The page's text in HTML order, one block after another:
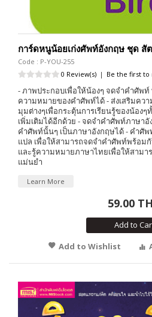
การ์ดหนูน้อยเก่งศัพท์อังกฤษ ชุด สั
Code : P-YOU-255
0 Review(s) | Be the first
- ภาพประกอบเพื่อให้น้องๆ จดจำคำศัพ
ความหมายของคำศัพท์ได้ - ส่งเสริมคว
มุมต่างๆเพื่อกระตุ้นการเรียนรู้ของน้องๆ
เพิ่มเติมได้อีกด้วย - จดจำคำศัพท์ภาษา
คำศัพท์นั้นๆ เป็นภาษาอังกฤษได้ - คำศั
แปล เพื่อให้สามารถจดจำคำศัพท์พร้อม
และรู้ความหมายภาษาไทยเพื่อให้สาม
แม่นยำ
Learn More
59.00
Add to
Add to Wishlist